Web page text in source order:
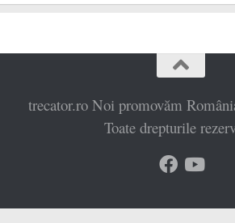
trecator.ro Noi promovăm
Toate drepturile